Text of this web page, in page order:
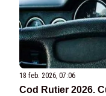
18 feb. 2026, 07:06
Cod Rutier 2026.